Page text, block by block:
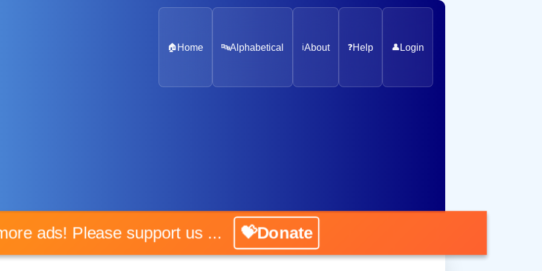
🏠 Home 🔤Alphabetical ℹ️About ❓Help 👤 Login
more ads! Please support us ... 💝Donate